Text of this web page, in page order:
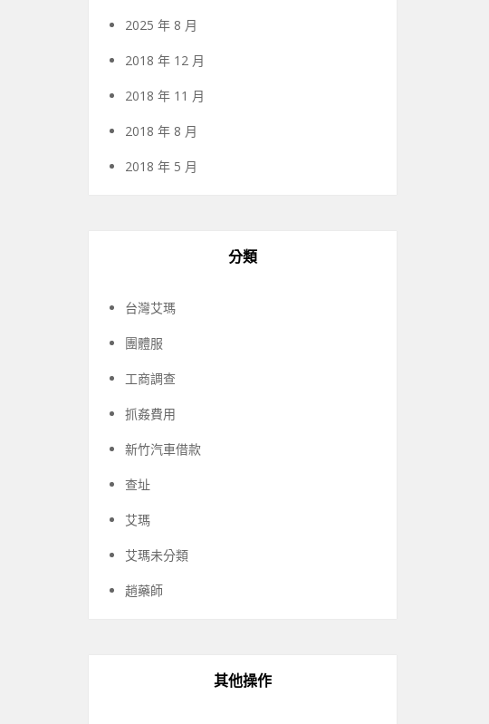
2025 年 8 月
2018 年 12 月
2018 年 11 月
2018 年 8 月
2018 年 5 月
分類
台灣艾瑪
團體服
工商調查
抓姦費用
新竹汽車借款
查址
艾瑪
艾瑪未分類
趙藥師
其他操作